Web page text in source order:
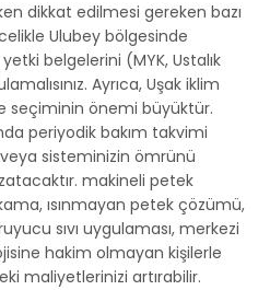
dikkat edilmesi gereken bazı
Ulubey bölgesinde
belgelerini (MYK, Ustalık
Ayrıca, Uşak iklim
seçiminin önemi büyüktür.
periyodik bakım takvimi
veya sisteminizin ömrünü
makineli petek
ısınmayan petek çözümü,
sıvı uygulaması, merkezi
hakim olmayan kişilerle
maliyetlerinizi artırabilir.